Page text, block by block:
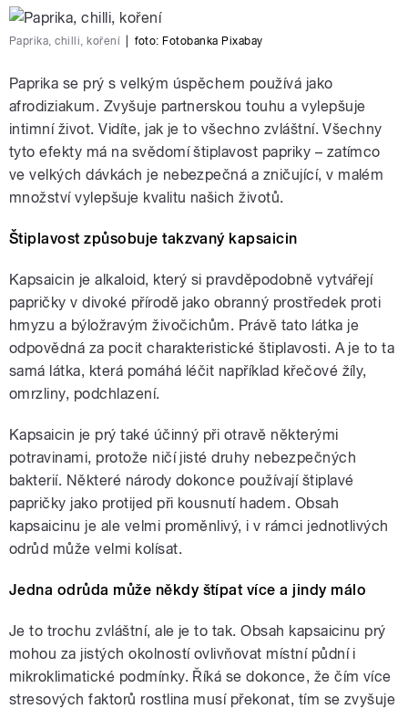
Paprika, chilli, koření foto: Fotobanka Pixabay
Paprika se prý s velkým úspěchem používá jako
afrodiziakum. Zvyšuje partnerskou touhu a vylepšuje
intimní život. Vidíte, jak je to všechno zvláštní. Všechny
tyto efekty má na svědomí štiplavost papriky – zatímco
ve velkých dávkách je nebezpečná a zničující, v malém
množství vylepšuje kvalitu našich životů.
Štiplavost způsobuje takzvaný kapsaicin
Kapsaicin je alkaloid, který si pravděpodobně vytvářejí
papričky v divoké přírodě jako obranný prostředek proti
hmyzu a býložravým živočichům. Právě tato látka je
odpovědná za pocit charakteristické štiplavosti. A je to ta
samá látka, která pomáhá léčit například křečové žíly,
omrzliny, podchlazení.
Kapsaicin je prý také účinný při otravě některými
potravinami, protože ničí jisté druhy nebezpečných
bakterií. Některé národy dokonce používají štiplavé
papričky jako protijed při kousnutí hadem. Obsah
kapsaicinu je ale velmi proměnlivý, i v rámci jednotlivých
odrůd může velmi kolísat.
Jedna odrůda může někdy štípat více a jindy málo
Je to trochu zvláštní, ale je to tak. Obsah kapsaicinu prý
mohou za jistých okolností ovlivňovat místní půdní i
mikroklimatické podmínky. Říká se dokonce, že čím více
stresových faktorů rostlina musí překonat, tím se zvyšuje